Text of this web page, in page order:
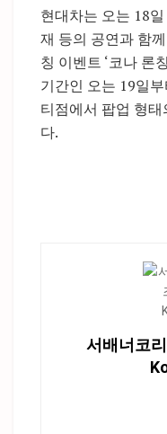
현대차는 오는 18
재 등의 공연과 함
칭 이벤트 ‘코나 론
기간인 오는 19일
티점에서 팝업 형
다.
서배너코